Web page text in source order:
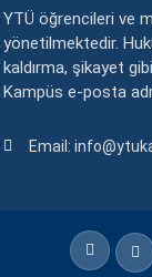
YTÜ öğrencileri ve
yönetilmektedir.
kaldırma, şikayet
Kampüs e-posta
Email: